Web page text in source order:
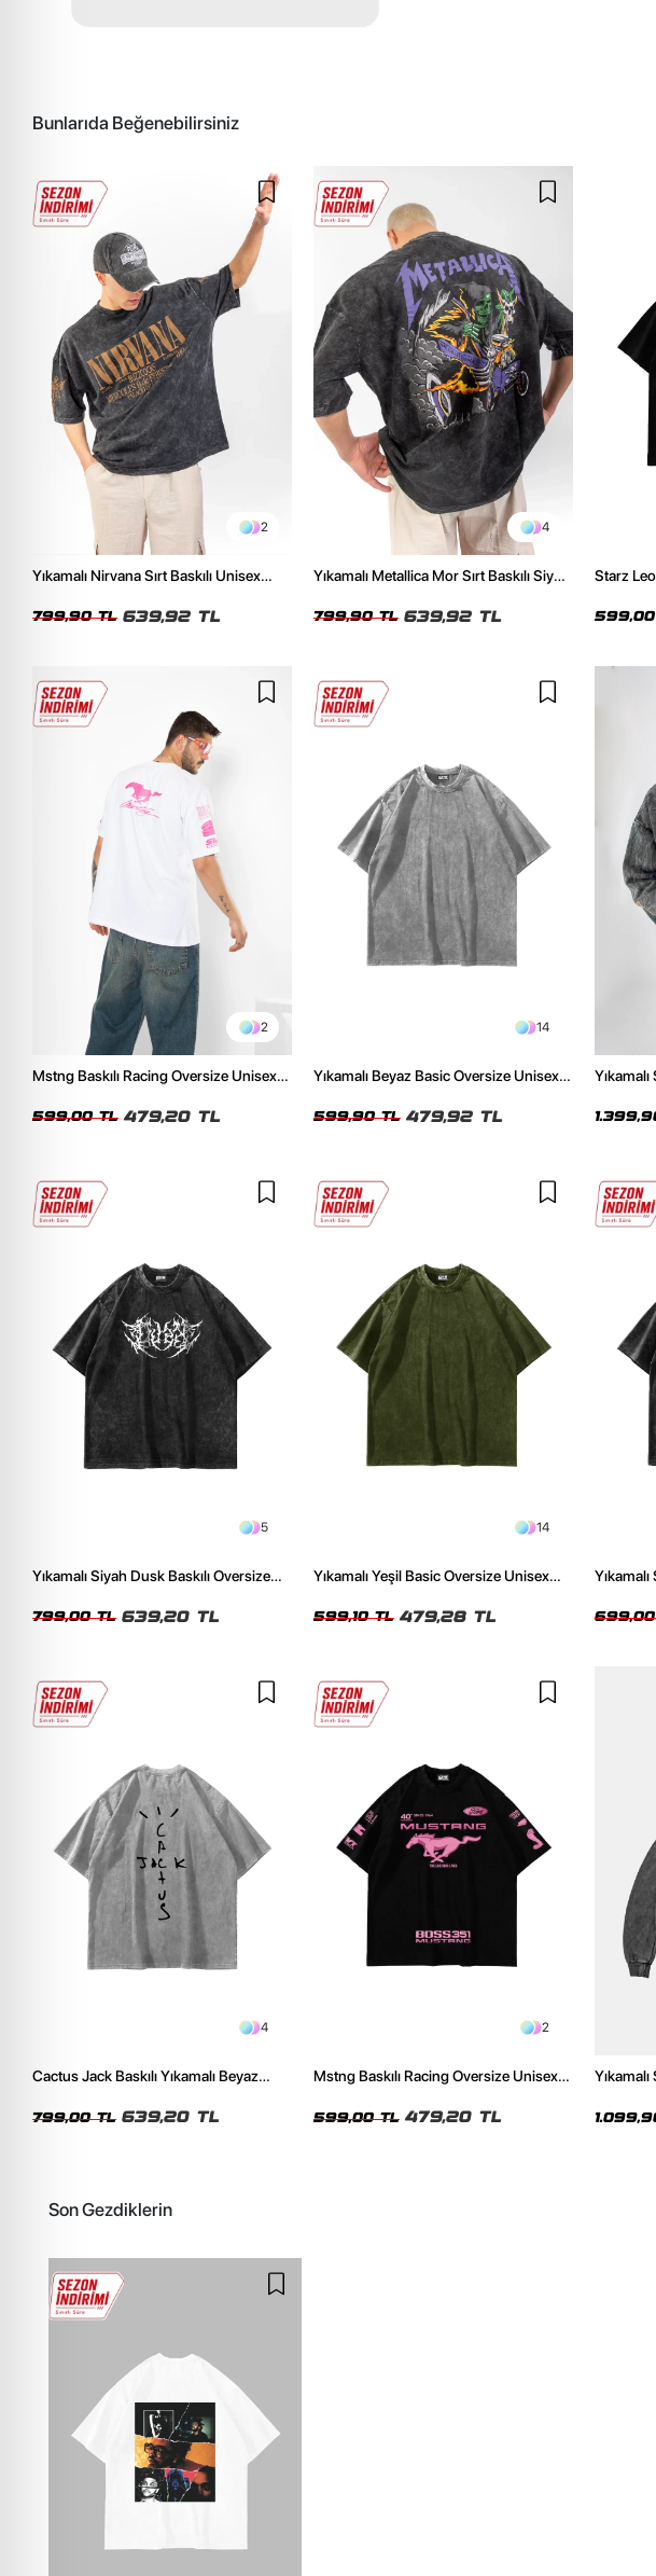
Bunlarıda Beğenebilirsiniz
2
Yıkamalı Nirvana Sırt Baskılı Unisex
799,90 TL 639,92 TL
4
Yıkamalı Metallica Mor Sırt Baskılı Siyah
799,90 TL 639,92 TL
Starz
599,00
2
Mstng Baskılı Racing Oversize Unisex
599,00 TL 479,20 TL
14
Yıkamalı Beyaz Basic Oversize Unisex
599,90 TL 479,92 TL
5
Yıkamalı Siyah Dusk Baskılı Oversize
799,00 TL 639,20 TL
14
Yıkamalı Yeşil Basic Oversize Unisex
599,10 TL 479,28 TL 699,00
4
Cactus Jack Baskılı Yıkamalı Beyaz
799,00 TL 639,20 TL
2
Mstng Baskılı Racing Oversize Unisex
599,00 TL 479,20 TL
Son Gezdiklerin